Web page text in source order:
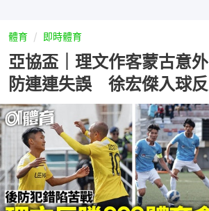
體育 即時體育
亞協盃｜理文作客蒙古意
防連連失誤 徐宏傑入球